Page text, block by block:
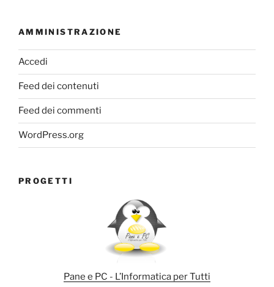
AMMINISTRAZIONE
Accedi
Feed dei contenuti
Feed dei commenti
WordPress.org
PROGETTI
Pane e PC - L’Informatica per Tutti